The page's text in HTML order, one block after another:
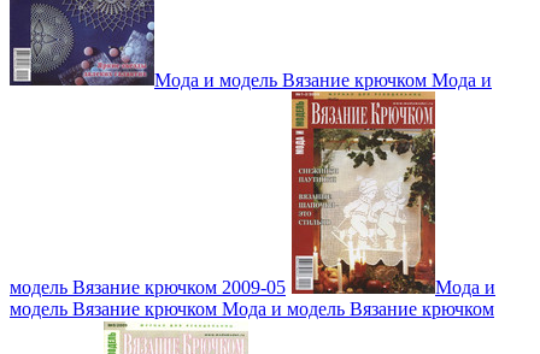
Мода и модель Вязание крючком Мода и
модель Вязание крючком 2009-05
Мода и
модель Вязание крючком Мода и модель Вязание крючком